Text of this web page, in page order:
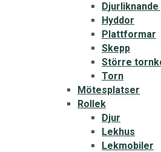
Hyddor
Plattformar
Skepp
Större
Torn
Mötesplatser
Rollek
Djur
Lekhus
Lekmobiler